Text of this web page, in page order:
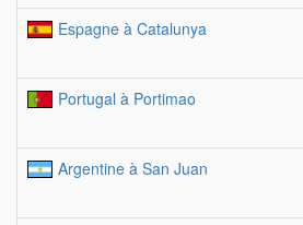
Espagne à Catalunya
Portugal à Portimao
Argentine à San Juan